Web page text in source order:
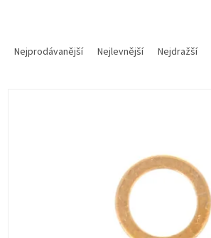
Nejprodávanější Nejlevnější Nejdražší